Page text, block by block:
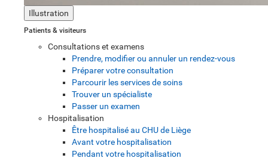
Illustration
Patients & visiteurs
Consultations et examens
Prendre, modifier ou annuler un rendez-vous
Préparer votre consultation
Parcourir les services de soins
Trouver un spécialiste
Passer un examen
Hospitalisation
Être hospitalisé au CHU de Liège
Avant votre hospitalisation
Pendant votre hospitalisation